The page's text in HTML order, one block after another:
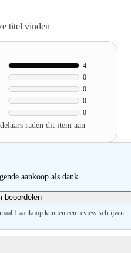
titel vinden
0
0
0
0
4
raden dit item aan
aankoop als dank
beoordelen
1 aankoop kunnen een review schrijven